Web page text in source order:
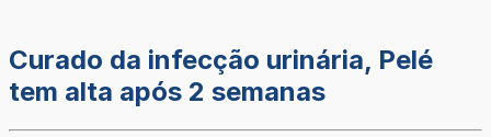
Curado da infecção urinária, Pelé
tem alta após 2 semanas